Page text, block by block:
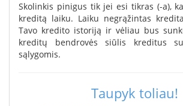
Skolinkis pinigus tik jei esi tikras (-a),
kreditą laiku. Laiku negrąžintas
Tavo kredito istoriją ir vėliau bus
kreditų bendrovės siūlis kreditus
sąlygomis.
Taupyk toliau!